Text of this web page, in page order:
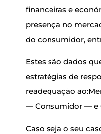
financeiras e
presença no
do consumidor,
Estes são dados
estratégias de
readequação
— Consumidor — e
Caso seja o seu